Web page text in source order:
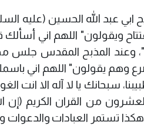
عبد الله الحسين (عليه
ويقولون" اللهم اني
المذبح المقدس جلس
يقولون" اللهم اني باسمك يا
طبيبنا، سبحانك يا لا آله الا
من القران الكريم (إن
تستمر العبادات